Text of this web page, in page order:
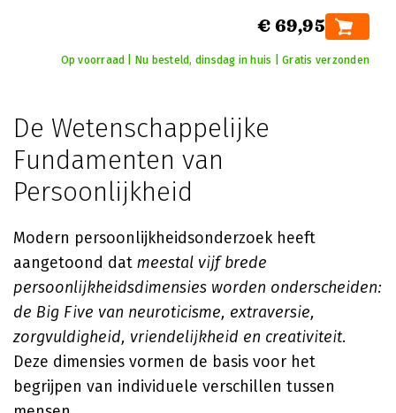
€ 69,95
Op voorraad | Nu besteld, dinsdag in huis | Gratis verzonden
De Wetenschappelijke
Fundamenten van
Persoonlijkheid
Modern persoonlijkheidsonderzoek heeft
aangetoond dat meestal vijf brede
persoonlijkheidsdimensies worden onderscheiden:
de Big Five van neuroticisme, extraversie,
zorgvuldigheid, vriendelijkheid en creativiteit.
Deze dimensies vormen de basis voor het
begrijpen van individuele verschillen tussen